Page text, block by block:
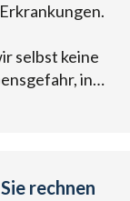
selbst keine
in…
rechnen